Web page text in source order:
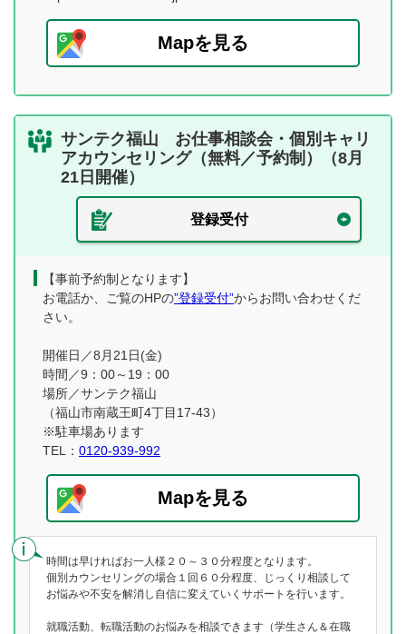
Mapを見る
サンテク福山 お仕事相談会・個別キャリ
アカウンセリング（無料／予約制）（8月
21日開催）
登録受付
【事前予約制となります】
お電話か、ご覧のHPの”登録受付”からお問い合わせくだ
さい。
開催日／8月21日(金)
時間／9：00～19：00
場所／サンテク福山
（福山市南蔵王町4丁目17-43）
※駐車場あります
TEL： 0120-939-992
Mapを見る
時間は早ければお一人様２０～３０分程度となります。
個別カウンセリングの場合１回６０分程度、じっくり相談して
お悩みや不安を解消し自信に変えていくサポートを行います。
就職活動、転職活動のお悩みを相談できます（学生さん＆在職